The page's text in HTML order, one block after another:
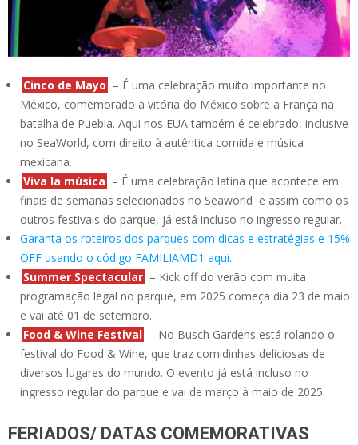
Cinco de Mayo – É uma celebração muito importante no
México, comemorado a vitória do México sobre a França na
batalha de Puebla. Aqui nos EUA também é celebrado, inclusive
no SeaWorld, com direito à autêntica comida e música
mexicana.
Viva la música – É uma celebração latina que acontece em
finais de semanas selecionados no Seaworld e assim como os
outros festivais do parque, já está incluso no ingresso regular.
Garanta os roteiros dos parques com dicas e estratégias e 15%
OFF usando o código FAMILIAMD1 aqui.
Summer Spectacular – Kick off do verão com muita
programação legal no parque, em 2025 começa dia 23 de maio
e vai até 01 de setembro.
Food & Wine Festival – No Busch Gardens está rolando o
festival do Food & Wine, que traz comidinhas deliciosas de
diversos lugares do mundo. O evento já está incluso no
ingresso regular do parque e vai de março à maio de 2025.
FERIADOS/ DATAS COMEMORATIVAS